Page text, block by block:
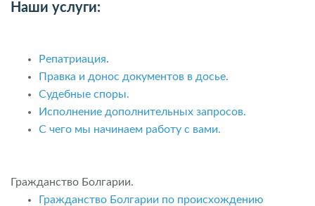
Наши услуги:
Репатриация.
Правка и донос документов в досье.
Судебные споры.
Исполнение дополнительных запросов.
С чего мы начинаем работу с вами.
Гражданство Болгарии.
Гражданство Болгарии по происхождению